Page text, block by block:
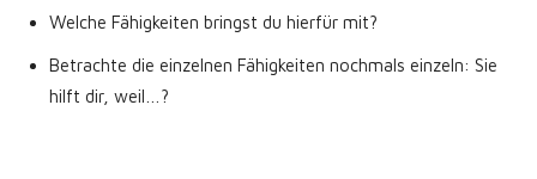
Welche Fähigkeiten bringst du hierfür mit?
Betrachte die einzelnen Fähigkeiten nochmals einzeln: Sie
hilft dir, weil…?